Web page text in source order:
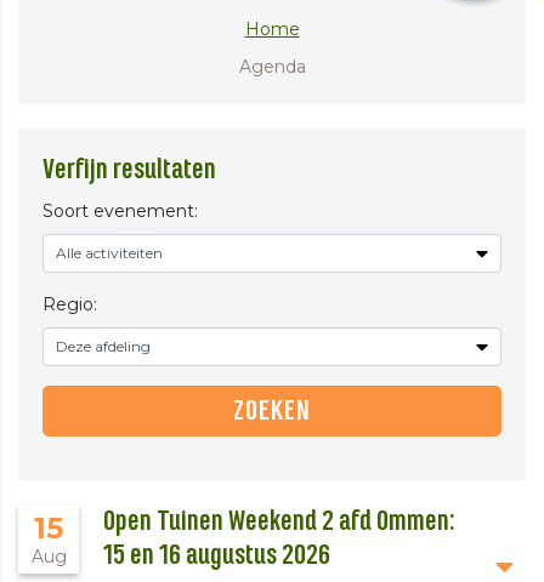
Home
Agenda
Verfijn resultaten
Soort evenement:
Regio:
15
Aug
Open Tuinen Weekend 2 afd Ommen:
15 en 16 augustus 2026